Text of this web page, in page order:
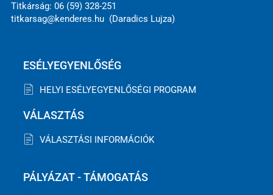
Titkárság: 06 (59) 328-251
titkarsag@kenderes.hu (Daradics Lujza)
ESÉLYEGYENLŐSÉG
HELYI ESÉLYEGYENLŐSÉGI PROGRAM
VÁLASZTÁS
VÁLASZTÁSI INFORMÁCIÓK
PÁLYÁZAT - TÁMOGATÁS